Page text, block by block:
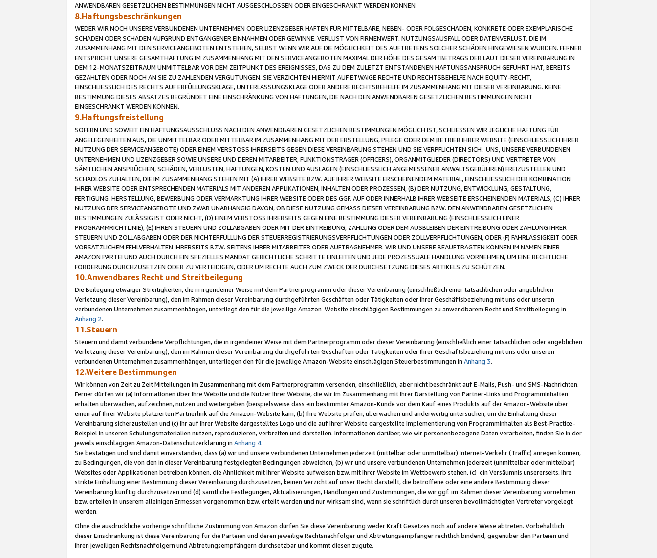
ANWENDBAREN GESETZLICHEN BESTIMMUNGEN NICHT AUSGESCHLOSSEN ODER EINGESCHRÄNKT WERDEN KÖNNEN.
8.Haftungsbeschränkungen
WEDER WIR NOCH UNSERE VERBUNDENEN UNTERNEHMEN ODER LIZENZGEBER HAFTEN FÜR MITTELBARE, NEBEN- ODER FOLGESCHÄDEN, KONKRETE ODER EXEMPLARISCHE
SCHÄDEN ODER SCHÄDEN AUFGRUND ENTGANGENER EINNAHMEN ODER GEWINNE, VERLUST VON FIRMENWERT, NUTZUNGSAUSFALL ODER DATENVERLUST, DIE IM
ZUSAMMENHANG MIT DEN SERVICEANGEBOTEN ENTSTEHEN, SELBST WENN WIR AUF DIE MÖGLICHKEIT DES AUFTRETENS SOLCHER SCHÄDEN HINGEWIESEN WURDEN. FERNER
ENTSPRICHT UNSERE GESAMTHAFTUNG IM ZUSAMMENHANG MIT DEN SERVICEANGEBOTEN MAXIMAL DER HÖHE DES GESAMTBETRAGS DER LAUT DIESER VEREINBARUNG IN
DEM 12-MONATSZEITRAUM UNMITTELBAR VOR DEM ZEITPUNKT DES EREIGNISSES, DAS ZU DEM ZULETZT ENTSTANDENEN HAFTUNGSANSPRUCH GEFÜHRT HAT, BEREITS
GEZAHLTEN ODER NOCH AN SIE ZU ZAHLENDEN VERGÜTUNGEN. SIE VERZICHTEN HIERMIT AUF ETWAIGE RECHTE UND RECHTSBEHELFE NACH EQUITY-RECHT,
EINSCHLIESSLICH DES RECHTS AUF ERFÜLLUNGSKLAGE, UNTERLASSUNGSKLAGE ODER ANDERE RECHTSBEHELFE IM ZUSAMMENHANG MIT DIESER VEREINBARUNG. KEINE
BESTIMMUNG DIESES ABSATZES BEGRÜNDET EINE EINSCHRÄNKUNG VON HAFTUNGEN, DIE NACH DEN ANWENDBAREN GESETZLICHEN BESTIMMUNGEN NICHT
EINGESCHRÄNKT WERDEN KÖNNEN.
9.Haftungsfreistellung
SOFERN UND SOWEIT EIN HAFTUNGSAUSSCHLUSS NACH DEN ANWENDBAREN GESETZLICHEN BESTIMMUNGEN MÖGLICH IST, SCHLIESSEN WIR JEGLICHE HAFTUNG FÜR
ANGELEGENHEITEN AUS, DIE UNMITTELBAR ODER MITTELBAR IM ZUSAMMENHANG MIT DER ERSTELLUNG, PFLEGE ODER DEM BETRIEB IHRER WEBSITE (EINSCHLIESSLICH IHRER
NUTZUNG DER SERVICEANGEBOTE) ODER EINEM VERSTOSS IHRERSEITS GEGEN DIESE VEREINBARUNG STEHEN UND SIE VERPFLICHTEN SICH, UNS, UNSERE VERBUNDENEN
UNTERNEHMEN UND LIZENZGEBER SOWIE UNSERE UND DEREN MITARBEITER, FUNKTIONSTRÄGER (OFFICERS), ORGANMITGLIEDER (DIRECTORS) UND VERTRETER VON
SÄMTLICHEN ANSPRÜCHEN, SCHÄDEN, VERLUSTEN, HAFTUNGEN, KOSTEN UND AUSLAGEN (EINSCHLIESSLICH ANGEMESSENER ANWALTSGEBÜHREN) FREIZUSTELLEN UND
SCHADLOS ZUHALTEN, DIE IM ZUSAMMENHANG STEHEN MIT (A) IHRER WEBSITE BZW. AUF IHRER WEBSITE ERSCHEINENDEM MATERIAL, EINSCHLIESSLICH DER KOMBINATION
IHRER WEBSITE ODER ENTSPRECHENDEN MATERIALS MIT ANDEREN APPLIKATIONEN, INHALTEN ODER PROZESSEN, (B) DER NUTZUNG, ENTWICKLUNG, GESTALTUNG,
FERTIGUNG, HERSTELLUNG, BEWERBUNG ODER VERMARKTUNG IHRER WEBSITE ODER DES GGF. AUF ODER INNERHALB IHRER WEBSEITE ERSCHEINENDEN MATERIALS, (C) IHRER
NUTZUNG DER SERVICEANGEBOTE UND ZWAR UNABHÄNGIG DAVON, OB DIESE NUTZUNG GEMÄSS DIESER VEREINBARUNG BZW. DEN ANWENDBAREN GESETZLICHEN
BESTIMMUNGEN ZULÄSSIG IST ODER NICHT, (D) EINEM VERSTOSS IHRERSEITS GEGEN EINE BESTIMMUNG DIESER VEREINBARUNG (EINSCHLIESSLICH EINER
PROGRAMMRICHTLINIE), (E) IHREN STEUERN UND ZOLLABGABEN ODER MIT DER EINTREIBUNG, ZAHLUNG ODER DEM AUSBLEIBEN DER EINTREIBUNG ODER ZAHLUNG IHRER
STEUERN UND ZOLLABGABEN ODER DER NICHTERFÜLLUNG DER STEUERREGISTRIERUNGSVERPFLICHTUNGEN ODER ZOLLVERPFLICHTUNGEN, ODER (F) FAHRLÄSSIGKEIT ODER
VORSÄTZLICHEM FEHLVERHALTEN IHRERSEITS BZW. SEITENS IHRER MITARBEITER ODER AUFTRAGNEHMER. WIR UND UNSERE BEAUFTRAGTEN KÖNNEN IM NAMEN EINER
AMAZON PARTEI UND AUCH DURCH EIN SPEZIELLES MANDAT GERICHTLICHE SCHRITTE EINLEITEN UND JEDE PROZESSUALE HANDLUNG VORNEHMEN, UM EINE RECHTLICHE
FORDERUNG DURCHZUSETZEN ODER ZU VERTEIDIGEN, ODER UM RECHTE AUCH ZUM ZWECK DER DURCHSETZUNG DIESES ARTIKELS ZU SCHÜTZEN.
10.Anwendbares Recht und Streitbeilegung
Die Beilegung etwaiger Streitigkeiten, die in irgendeiner Weise mit dem Partnerprogramm oder dieser Vereinbarung (einschließlich einer tatsächlichen oder angeblichen
Verletzung dieser Vereinbarung), den im Rahmen dieser Vereinbarung durchgeführten Geschäften oder Tätigkeiten oder Ihrer Geschäftsbeziehung mit uns oder unseren
verbundenen Unternehmen zusammenhängen, unterliegt den für die jeweilige Amazon-Website einschlägigen Bestimmungen zu anwendbarem Recht und Streitbeilegung in
Anhang 2.
11.Steuern
Steuern und damit verbundene Verpflichtungen, die in irgendeiner Weise mit dem Partnerprogramm oder dieser Vereinbarung (einschließlich einer tatsächlichen oder angeblichen
Verletzung dieser Vereinbarung), den im Rahmen dieser Vereinbarung durchgeführten Geschäften oder Tätigkeiten oder Ihrer Geschäftsbeziehung mit uns oder unseren
verbundenen Unternehmen zusammenhängen, unterliegen den für die jeweilige Amazon-Website einschlägigen Steuerbestimmungen in Anhang 3.
12.Weitere Bestimmungen
Wir können von Zeit zu Zeit Mitteilungen im Zusammenhang mit dem Partnerprogramm versenden, einschließlich, aber nicht beschränkt auf E-Mails, Push- und SMS-Nachrichten.
Ferner dürfen wir (a) Informationen über Ihre Website und die Nutzer Ihrer Website, die wir im Zusammenhang mit Ihrer Darstellung von Partner-Links und Programminhalten
erhalten überwachen, aufzeichnen, nutzen und weitergeben (beispielsweise dass ein bestimmter Amazon-Kunde vor dem Kauf eines Produkts auf der Amazon-Website über
einen auf Ihrer Website platzierten Partnerlink auf die Amazon-Website kam, (b) Ihre Website prüfen, überwachen und anderweitig untersuchen, um die Einhaltung dieser
Vereinbarung sicherzustellen und (c) Ihr auf Ihrer Website dargestelltes Logo und die auf Ihrer Website dargestellte Implementierung von Programminhalten als Best-Practice-
Beispiel in unseren Schulungsmaterialien nutzen, reproduzieren, verbreiten und darstellen. Informationen darüber, wie wir personenbezogene Daten verarbeiten, finden Sie in der
jeweils einschlägigen Amazon-Datenschutzerklärung in Anhang 4.
Sie bestätigen und sind damit einverstanden, dass (a) wir und unsere verbundenen Unternehmen jederzeit (mittelbar oder unmittelbar) Internet-Verkehr (Traffic) anregen können,
zu Bedingungen, die von den in dieser Vereinbarung festgelegten Bedingungen abweichen, (b) wir und unsere verbundenen Unternehmen jederzeit (unmittelbar oder mittelbar)
Websites oder Applikationen betreiben können, die Ähnlichkeit mit Ihrer Website aufweisen bzw. mit Ihrer Website im Wettbewerb stehen, (c) ein Versäumnis unsererseits, Ihre
strikte Einhaltung einer Bestimmung dieser Vereinbarung durchzusetzen, keinen Verzicht auf unser Recht darstellt, die betroffene oder eine andere Bestimmung dieser
Vereinbarung künftig durchzusetzen und (d) sämtliche Festlegungen, Aktualisierungen, Handlungen und Zustimmungen, die wir ggf. im Rahmen dieser Vereinbarung vornehmen
bzw. erteilen in unserem alleinigen Ermessen vorgenommen bzw. erteilt werden und nur wirksam sind, wenn sie schriftlich durch unseren bevollmächtigten Vertreter vorgelegt
werden.
Ohne die ausdrückliche vorherige schriftliche Zustimmung von Amazon dürfen Sie diese Vereinbarung weder Kraft Gesetzes noch auf andere Weise abtreten. Vorbehaltlich
dieser Einschränkung ist diese Vereinbarung für die Parteien und deren jeweilige Rechtsnachfolger und Abtretungsempfänger rechtlich bindend, gegenüber den Parteien und
ihren jeweiligen Rechtsnachfolgern und Abtretungsempfängern durchsetzbar und kommt diesen zugute.